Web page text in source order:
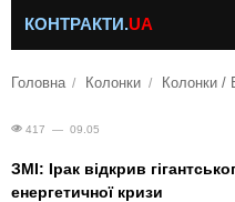
КОНТРАКТИ.UA
Головна Колонки Колонки /
417 — 09.05
ЗМІ: Ірак відкрив
енергетичної кризи